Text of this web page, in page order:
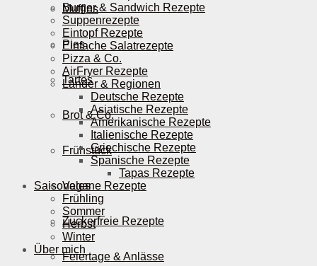
Muffins
Pies
Tartes
Brot & Co.
Frühstück
Vegane Rezepte
Zuckerfreie Rezepte
Feiertage & Anlässe
Burger & Sandwich Rezepte
Suppenrezepte
Eintopf Rezepte
Einfache Salatrezepte
Pizza & Co.
AirFryer Rezepte
Länder & Regionen
Deutsche Rezepte
Asiatische Rezepte
Amerikanische Rezepte
Italienische Rezepte
Griechische Rezepte
Spanische Rezepte
Tapas Rezepte
Saisonales
Frühling
Sommer
Herbst
Winter
Über mich